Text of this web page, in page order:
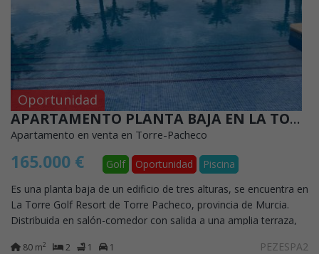
Oportunidad
APARTAMENTO PLANTA BAJA EN LA TORRE GOLF RESORT
Apartamento en venta en Torre-Pacheco
165.000 € Golf Oportunidad
Piscina
Es una planta baja de un edificio de tres alturas, se encuentra en
La Torre Golf Resort de Torre Pacheco, provincia de Murcia.
Distribuida en salón-comedor con salida a una amplia terraza,
80 m2 2 1 1 PEZESPA2